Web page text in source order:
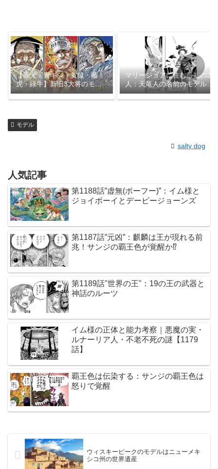
【赤犬・青キジ・黄猿・藤
虎・緑牛】新旧3大将のモデ
ルになった人物【昭和の映画
スター】
マリージョアに住む最初の20
人：天竜人の名前のモデル考
察
モデル
salty dog
人気記事
第1188話”虚無(ボーフー)”：イム様と
ジョイボーイとデービージョーンズ
第1187話”元凶”：麒麟は王が現れる前
兆！サンジの覇王色が覚醒か⁉︎
第1189話"世界の王"：19の王の武器と
神話のルーツ
イム様の正体と能力考察｜悪魔の実・
ルナーリア人・不老不死の謎【1179
話】
覇王色は伝染する：サンジの覇王色は
怒りで覚醒
ウィスキーピークのモデルはニューメキ
シコ州の世界遺産